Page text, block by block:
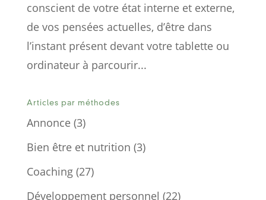
conscient de votre état interne et externe,
de vos pensées actuelles, d’être dans
l’instant présent devant votre tablette ou
ordinateur à parcourir...
Articles par méthodes
Annonce(3)
Bien être et nutrition (3)
Coaching(27)
Développement personnel (22)